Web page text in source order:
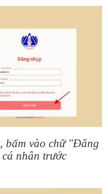
bấm vào chữ "Đăng
nhân trước